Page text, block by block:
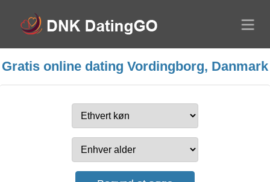
Gratis online dating Vordingborg, Danmark